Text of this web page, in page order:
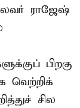
ராஜேஷ்
பிறகு
வெற்றிக்
சில